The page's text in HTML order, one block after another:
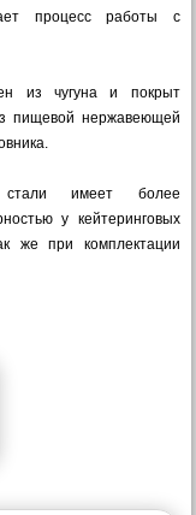
процесс работы с
из чугуна и покрыт
пищевой нержавеющей
имеет более
у кейтеринговых
же при комплектации